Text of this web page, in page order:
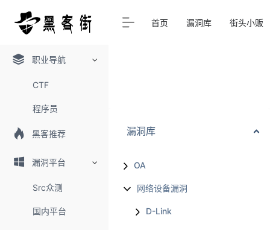
职业导航
CTF
程序员
黑客推荐
漏洞平台
Src众测
国内平台
首页 漏洞库 街头小贩
漏洞库
OA
网络设备漏洞
D-Link